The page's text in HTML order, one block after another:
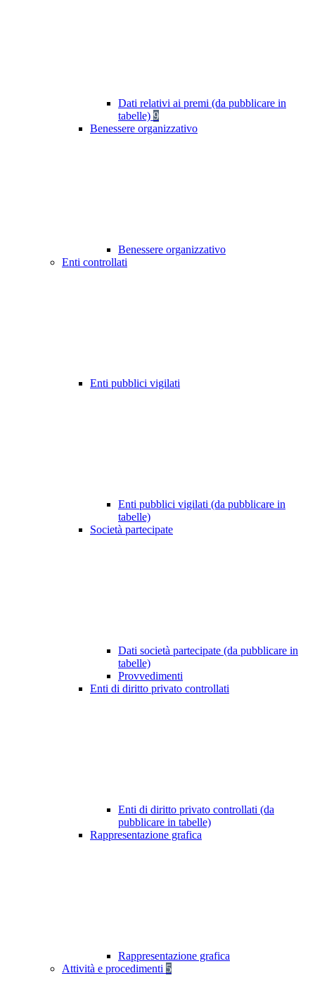
Dati relativi ai premi (da pubblicare in
tabelle) 9
Benessere organizzativo
Benessere organizzativo
Enti controllati
Enti pubblici vigilati
Enti pubblici vigilati (da pubblicare in
tabelle)
Società partecipate
Dati società partecipate (da pubblicare in
tabelle)
Provvedimenti
Enti di diritto privato controllati
Enti di diritto privato controllati (da
pubblicare in tabelle)
Rappresentazione grafica
Rappresentazione grafica
Attività e procedimenti 5